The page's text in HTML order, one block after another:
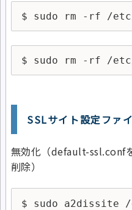
$ sudo rm -rf /
$ sudo rm -rf /etc/
SSLサイト設定ファ
無効化（default-ssl.conf
削除）
$ sudo a2dissite /